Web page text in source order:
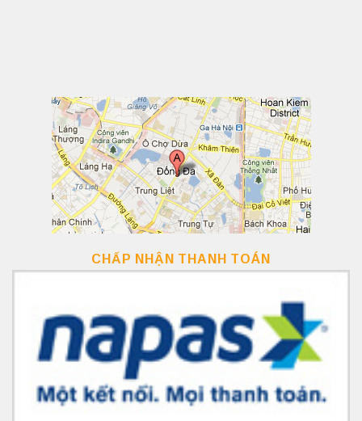
CHẤP NHẬN THANH TOÁN